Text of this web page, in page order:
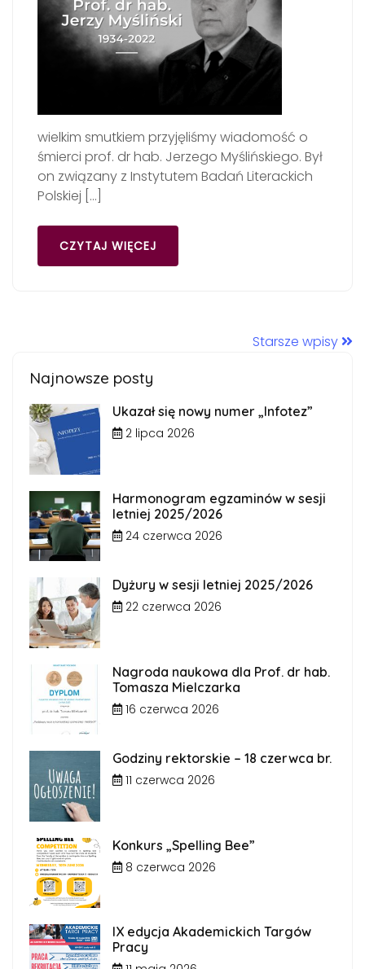
wielkim smutkiem przyjęliśmy wiadomość o
śmierci prof. dr hab. Jerzego Myślińskiego. Był
on związany z Instytutem Badań Literackich
Polskiej […]
CZYTAJ WIĘCEJ
Starsze wpisy
Najnowsze posty
Ukazał się nowy numer „Infotez”
2 lipca 2026
Harmonogram egzaminów w sesji
letniej 2025/2026
24 czerwca 2026
Dyżury w sesji letniej 2025/2026
22 czerwca 2026
Nagroda naukowa dla Prof. dr hab.
Tomasza Mielczarka
16 czerwca 2026
Godziny rektorskie – 18 czerwca br.
11 czerwca 2026
Konkurs „Spelling Bee”
8 czerwca 2026
IX edycja Akademickich Targów
Pracy